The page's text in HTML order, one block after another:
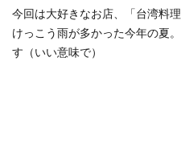
今回は大好きなお店、「台湾料
けっこう雨が多かった今年の夏
す（いい意味で）